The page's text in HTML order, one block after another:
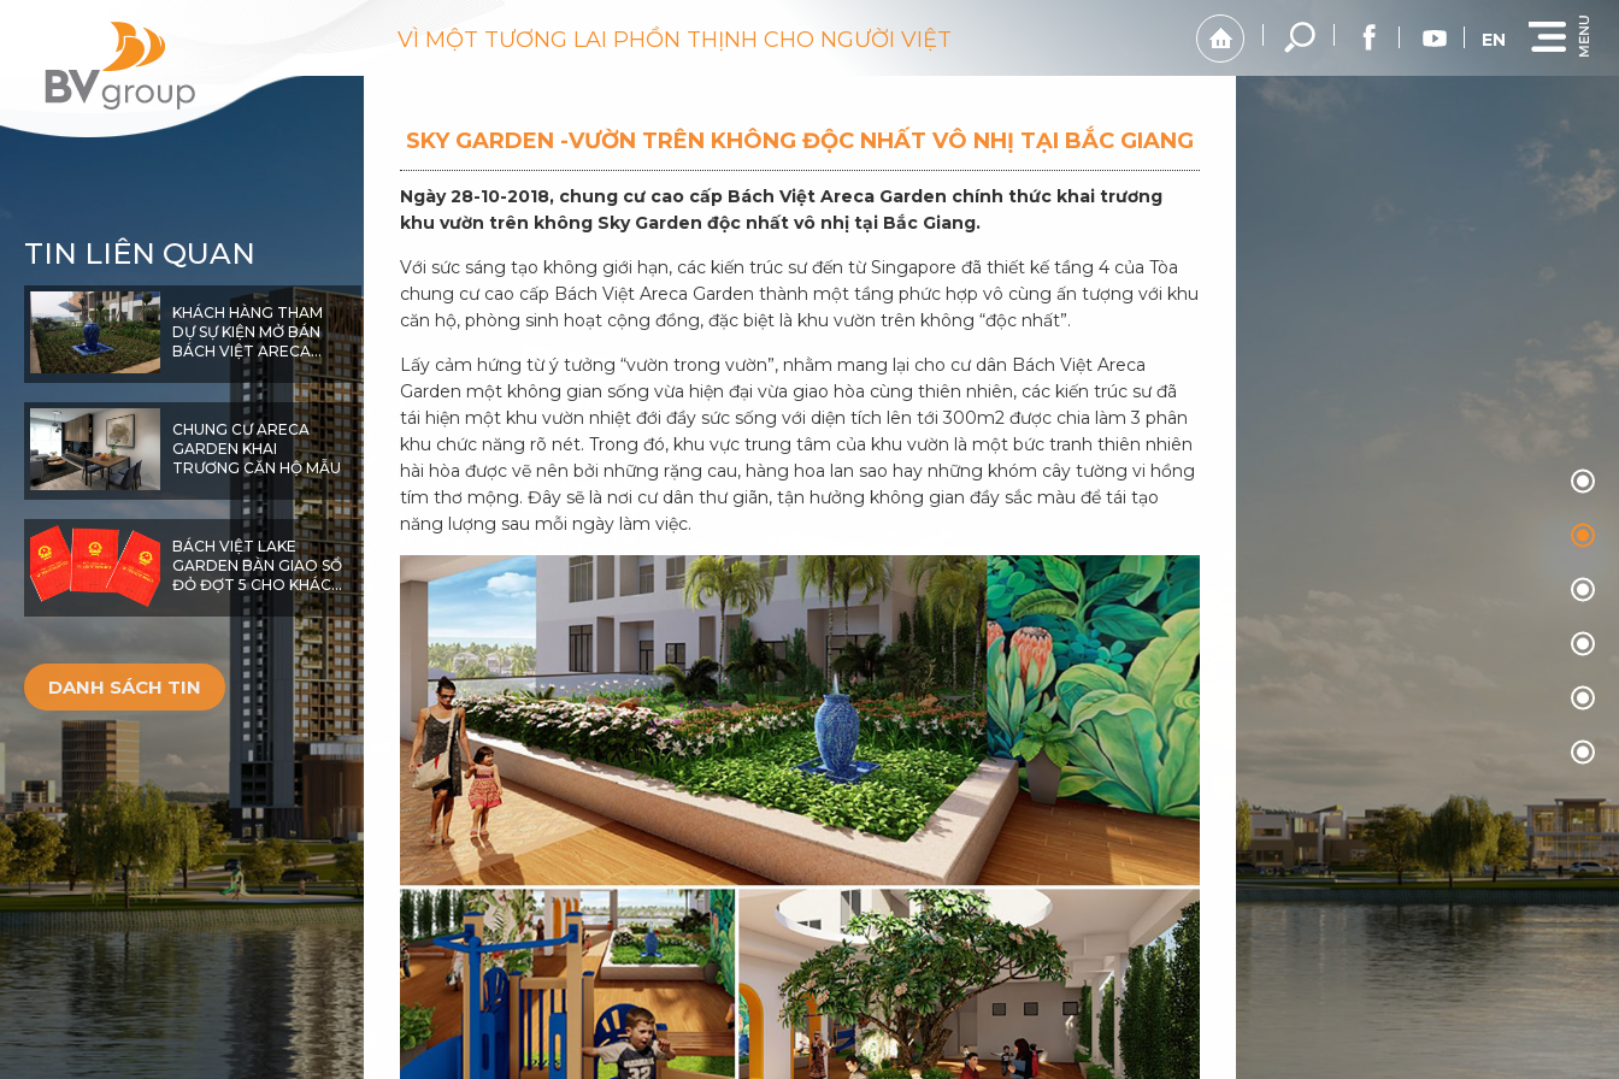
EN
VÌ MỘT TƯƠNG LAI PHỒN THỊNH CHO NGƯỜI VIỆT
SKY GARDEN -VƯỜN TRÊN KHÔNG ĐỘC NHẤT VÔ NHỊ TẠI BẮC GIANG
Ngày 28-10-2018, chung cư cao cấp Bách Việt Areca Garden chính thức khai trương
khu vườn trên không Sky Garden độc nhất vô nhị tại Bắc Giang.
Với sức sáng tạo không giới hạn, các kiến trúc sư đến từ Singapore đã thiết kế tầng 4 của Tòa
chung cư cao cấp Bách Việt Areca Garden thành một tầng phức hợp vô cùng ấn tượng với khu
căn hộ, phòng sinh hoạt cộng đồng, đặc biệt là khu vườn trên không “độc nhất”.
Lấy cảm hứng từ ý tưởng “vườn trong vườn”, nhằm mang lại cho cư dân Bách Việt Areca
Garden một không gian sống vừa hiện đại vừa giao hòa cùng thiên nhiên, các kiến trúc sư đã
tái hiện một khu vườn nhiệt đới đầy sức sống với diện tích lên tới 300m2 được chia làm 3 phân
khu chức năng rõ nét. Trong đó, khu vực trung tâm của khu vườn là một bức tranh thiên nhiên
hài hòa được vẽ nên bởi những rặng cau, hàng hoa lan sao hay những khóm cây tường vi hồng
tím thơ mộng. Đây sẽ là nơi cư dân thư giãn, tận hưởng không gian đầy sắc màu để tái tạo
năng lượng sau mỗi ngày làm việc.
TIN LIÊN QUAN
KHÁCH HÀNG THAM
DỰ SỰ KIỆN MỞ BÁN
BÁCH VIỆT ARECA
CHUNG CƯ ARECA
GARDEN KHAI
TRƯƠNG CĂN HỘ MẪU
BÁCH VIỆT LAKE
GARDEN BÀN GIAO SỔ
ĐỎ ĐỢT 5 CHO KHÁCH
DANH SÁCH TIN